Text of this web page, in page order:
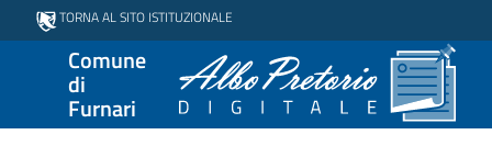
TORNA AL SITO ISTITUZIONALE
Comune
di
Furnari